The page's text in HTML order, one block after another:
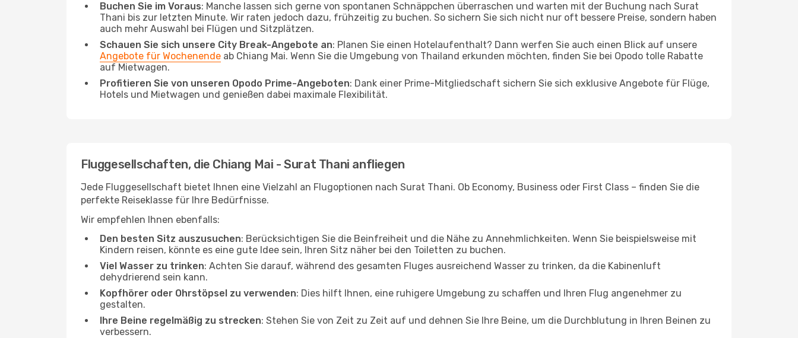
Buchen Sie im Voraus: Manche lassen sich gerne von spontanen Schnäppchen überraschen und warten mit der Buchung nach Surat
Thani bis zur letzten Minute. Wir raten jedoch dazu, frühzeitig zu buchen. So sichern Sie sich nicht nur oft bessere Preise, sondern haben
auch mehr Auswahl bei Flügen und Sitzplätzen.
Schauen Sie sich unsere City Break-Angebote an: Planen Sie einen Hotelaufenthalt? Dann werfen Sie auch einen Blick auf unsere
Angebote für Wochenende ab Chiang Mai. Wenn Sie die Umgebung von Thailand erkunden möchten, finden Sie bei Opodo tolle Rabatte
auf Mietwagen.
Profitieren Sie von unseren Opodo Prime-Angeboten: Dank einer Prime-Mitgliedschaft sichern Sie sich exklusive Angebote für Flüge,
Hotels und Mietwagen und genießen dabei maximale Flexibilität.
Fluggesellschaften, die Chiang Mai - Surat Thani anfliegen
Jede Fluggesellschaft bietet Ihnen eine Vielzahl an Flugoptionen nach Surat Thani. Ob Economy, Business oder First Class – finden Sie die
perfekte Reiseklasse für Ihre Bedürfnisse.
Wir empfehlen Ihnen ebenfalls:
Den besten Sitz auszusuchen: Berücksichtigen Sie die Beinfreiheit und die Nähe zu Annehmlichkeiten. Wenn Sie beispielsweise mit
Kindern reisen, könnte es eine gute Idee sein, Ihren Sitz näher bei den Toiletten zu buchen.
Viel Wasser zu trinken: Achten Sie darauf, während des gesamten Fluges ausreichend Wasser zu trinken, da die Kabinenluft
dehydrierend sein kann.
Kopfhörer oder Ohrstöpsel zu verwenden: Dies hilft Ihnen, eine ruhigere Umgebung zu schaffen und Ihren Flug angenehmer zu
gestalten.
Ihre Beine regelmäßig zu strecken: Stehen Sie von Zeit zu Zeit auf und dehnen Sie Ihre Beine, um die Durchblutung in Ihren Beinen zu
verbessern.